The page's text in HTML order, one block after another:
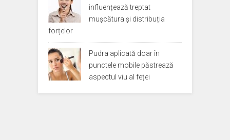
influențează treptat
mușcătura și distribuția
forțelor
Pudra aplicată doar în
punctele mobile păstrează
aspectul viu al feței